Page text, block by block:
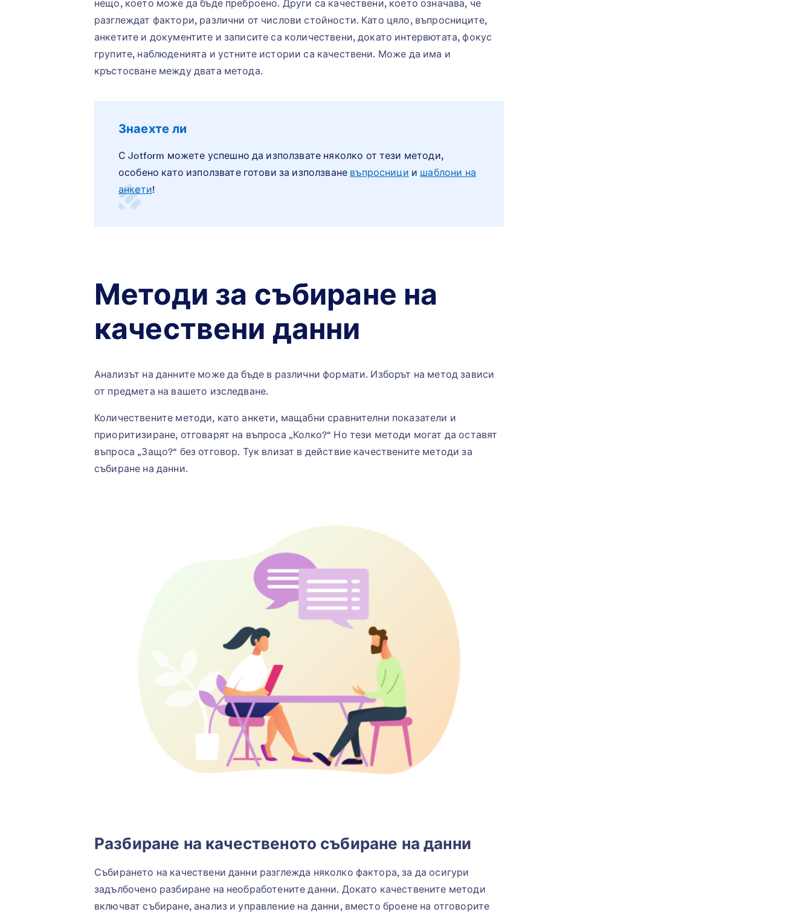
нещо, което може да бъде преброено. Други са качествени, което означава, че
разглеждат фактори, различни от числови стойности. Като цяло, въпросниците,
анкетите и документите и записите са количествени, докато интервютата, фокус
групите, наблюденията и устните истории са качествени. Може да има и
кръстосване между двата метода.
Знаехте ли
С Jotform можете успешно да използвате няколко от тези методи,
особено като използвате готови за използване въпросници и шаблони на
анкети!
Методи за събиране на
качествени данни
Анализът на данните може да бъде в различни формати. Изборът на метод зависи
от предмета на вашето изследване.
Количествените методи, като анкети, мащабни сравнителни показатели и
приоритизиране, отговарят на въпроса „Колко?“ Но тези методи могат да оставят
въпроса „Защо?“ без отговор. Тук влизат в действие качествените методи за
събиране на данни.
Разбиране на качественото събиране на данни
Събирането на качествени данни разглежда няколко фактора, за да осигури
задълбочено разбиране на необработените данни. Докато качествените методи
включват събиране, анализ и управление на данни, вместо броене на отговорите